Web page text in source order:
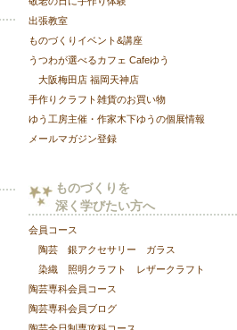
出張教室
ものづくりイベント&講座
うつわが選べるカフェ Cafeゆう
大阪梅田店 福岡天神店
手作りクラフト雑貨のお買い物
ゆう工房主催・作家木下ゆうの個展情報
メールマガジン登録
ものづくりを
深く学びたい方へ
会員コース
陶芸
銀アクセサリー
ガラス
染織
照明クラフト
レザークラフト
陶芸専科会員コース
陶芸専科会員ブログ